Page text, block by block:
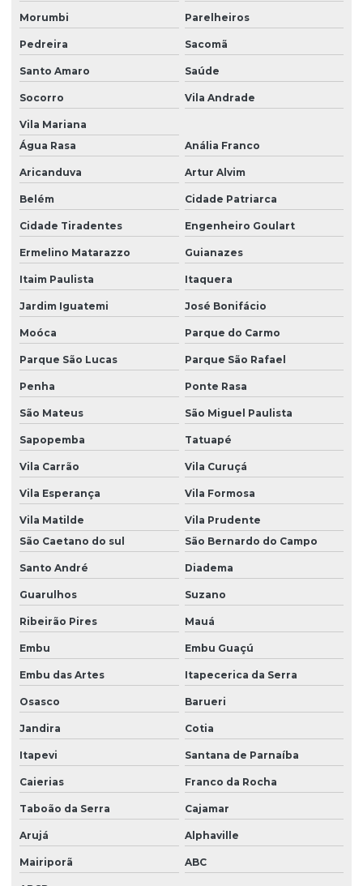
Gestão de parque tecnológico hospitalar
Gestão patrimonial hospitalar
Manutenção de ativos hospitalares
Manutenção bomba de infusão mdk me11
Manutenção bomba de infusão mdk mi20
Manutenção bomba de infusão mdk mi23
Manutenção de bomba de infusão me11
Manutenção de bomba de infusão me11 em são paulo
Manutenção de bomba de infusão me11 em sp
Manutenção de bomba de infusão mi20 em sp
Manutenção de bomba de infusão mi23
Manutenção de bomba de infusão mi23 em são paulo
Manutenção de bomba de infusão mi23 em sp
Manutenção bomba de seringa mdk ms31
Manutenção bomba de seringa mdk ms56
Manutenção de bomba de seringa ms31
Manutenção de bomba de seringa ms31 em sp
Manutenção de bomba de seringa ms56
Manutenção de bomba de seringa ms56 em são paulo
Manutenção de bomba de seringa ms56 em sp
Manutenção corretiva hospitalar
Manutenção de equipamentos médicos
Manutenção hospitalar
Manutenção preditiva de parque tecnológico
Manutenção preventiva de equipamentos médicos
Morumbi Parelheiros
Pedreira Sacomã
Santo Amaro Saúde
Socorro Vila Andrade
Vila Mariana
Água Rasa
Anália Franco
Aricanduva Artur Alvim
Belém Cidade Patriarca
Cidade Tiradentes Engenheiro Goulart
Ermelino Matarazzo Guianazes
Itaim Paulista Itaquera
Jardim Iguatemi José Bonifácio
Moóca Parque do Carmo
Parque São Lucas Parque São Rafael
Penha Ponte Rasa
São Mateus São Miguel Paulista
Sapopemba Tatuapé
Vila Carrão Vila Curuçá
Vila Esperança Vila Formosa
Vila Matilde
Vila Prudente
São Caetano do sul
São Bernardo do Campo
Santo André Diadema
Guarulhos Suzano
Ribeirão Pires Mauá
Embu Embu Guaçú
Embu das Artes Itapecerica da Serra
Osasco Barueri
Jandira Cotia
Itapevi Santana de Parnaíba
Caierias Franco da Rocha
Taboão da Serra Cajamar
Arujá Alphaville
Mairiporã ABC